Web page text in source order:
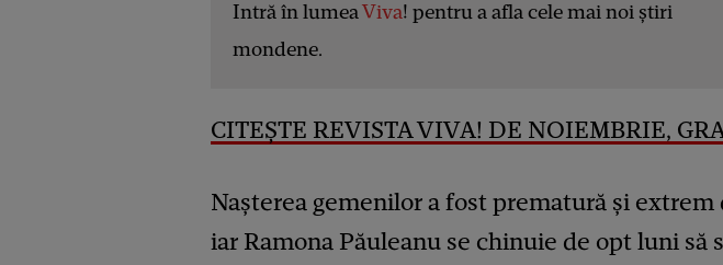
Intră în lumeaViva! pentru a afla cele mai noi știri
mondene.
CITEȘTE REVISTA VIVA! DE NOIEMBRIE,
Nașterea gemenilor a fost prematură și extrem
iar Ramona Păuleanu se chinuie de opt luni să